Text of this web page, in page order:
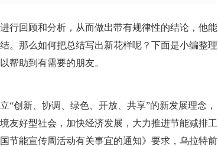
行回顾和分析，从而做出带有规律性的结论，他能
。那么如何把总结写出新花样呢？下面是小编整理
帮助到有需要的朋友。
“创新、协调、绿色、开放、共享”的新发展理念，
友好型社会，加快经济发展，大力推进节能减排工
节能宣传周活动有关事宜的通知》要求，乌拉特前